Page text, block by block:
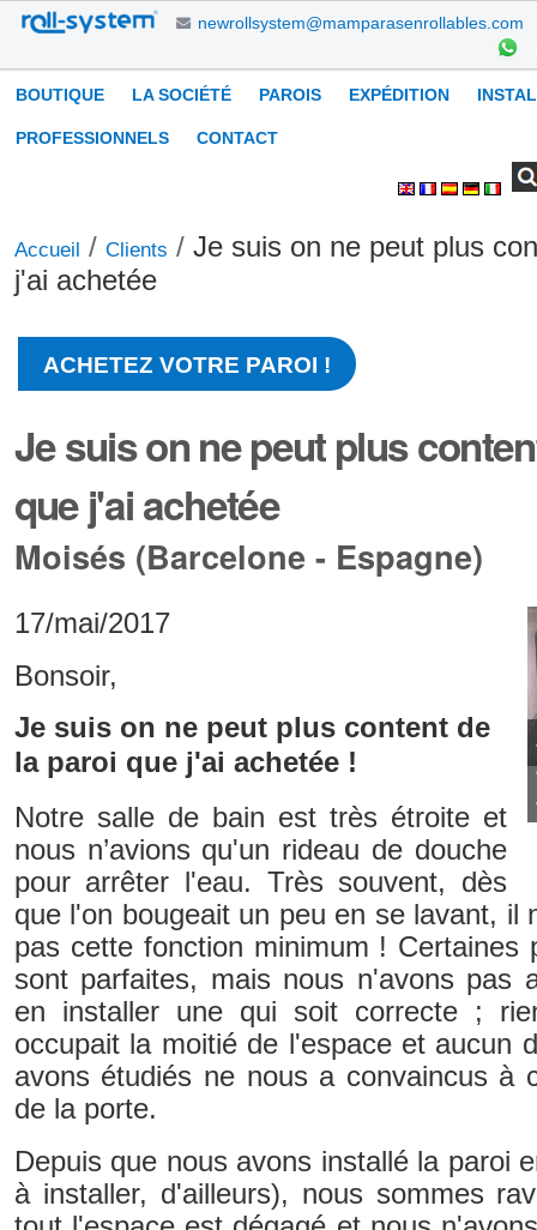
Aller
contenu.
Aller
newrollsystem@mamparasenrollables.com
Navigation
BOUTIQUE LA SOCIÉTÉ PAROIS EXPÉDITION
PROFESSIONNELS CONTACT
Accueil / Clients / Je suis on ne peut plus
j'ai achetée
ACHETEZ VOTRE PAROI !
Je suis on ne peut plus
que j'ai achetée
Moisés (Barcelone - Espagne)
17/mai/2017
Bonsoir,
Je suis on ne peut plus content de
la paroi que j'ai achetée !
Notre salle de bain est très étroite et
nous n’avions qu'un rideau de douche
pour arrêter l'eau. Très souvent, dès
que l'on bougeait un peu en se lavant, il
pas cette fonction minimum ! Certaines
sont parfaites, mais nous n'avons pas
en installer une qui soit correcte ;
occupait la moitié de l'espace et aucun
avons étudiés ne nous a convaincus à
de la porte.
Depuis que nous avons installé la paroi
à installer, d'ailleurs), nous sommes